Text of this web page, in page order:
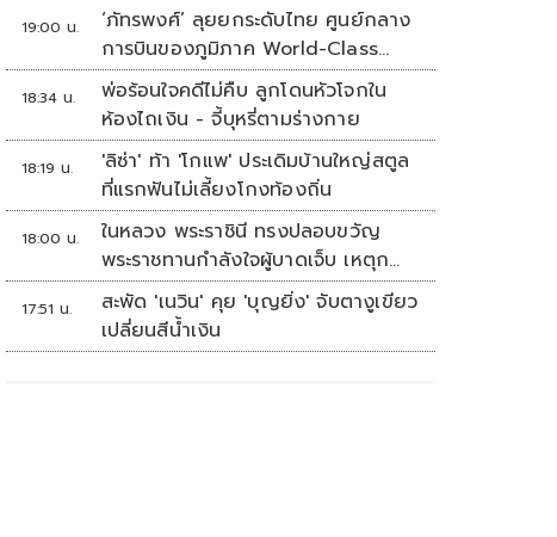
19:00 น.
‘ภัทรพงศ์’ ลุยยกระดับไทย ศูนย์กลาง
การบินของภูมิภาค World-Class
Aviation Hub | ห้องข่าวไทยโพสต์สุด
สัปดาห์
18:34 น.
พ่อร้อนใจคดีไม่คืบ ลูกโดนหัวโจกใน
ห้องไถเงิน - จี้บุหรี่ตามร่างกาย
18:19 น.
'ลิซ่า' ท้า 'โกแพ' ประเดิมบ้านใหญ่สตูล
ที่แรกฟันไม่เลี้ยงโกงท้องถิ่น
18:00 น.
ในหลวง พระราชินี ทรงปลอบขวัญ
พระราชทานกำลังใจผู้บาดเจ็บ เหตุก
ราดยิง รร.เทพศิรินทร์นนทบุรี
17:51 น.
สะพัด 'เนวิน' คุย 'บุญยิ่ง' จับตางูเขียว
เปลี่ยนสีน้ำเงิน